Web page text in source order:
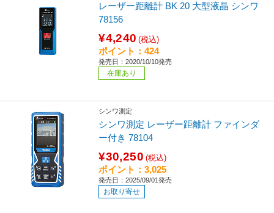
レーザー距離計 BK 20 大型液晶 シンワ
78156
¥4,240 (税込)
ポイント：424
発売日：2020/10/10発売
在庫あり
シンワ測定
シンワ測定 レーザー距離計 ファインダ
ー付き 78104
¥30,250 (税込)
ポイント：3,025
発売日：2025/09/01発売
お取り寄せ